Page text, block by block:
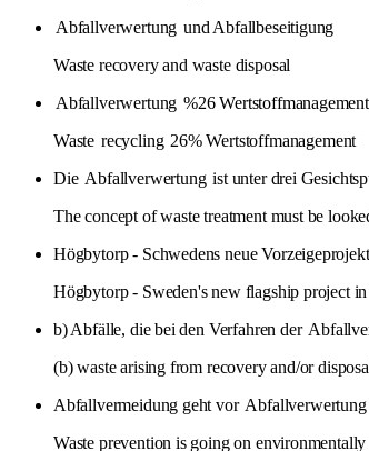
Abfallverwertung und Abfallbeseitigung
Waste recovery and waste disposal
Abfallverwertung %26 Wertstoffmanagement
Waste recycling 26% Wertstoffmanagement
Die Abfallverwertung ist unter drei
The concept of waste treatment must be
Högbytorp - Schwedens neue
Högbytorp - Sweden's new flagship project
b) Abfälle, die bei den Verfahren der
(b) waste arising from recovery and/or
Abfallvermeidung geht vor Abfallverwertung
Waste prevention is going on environmentally